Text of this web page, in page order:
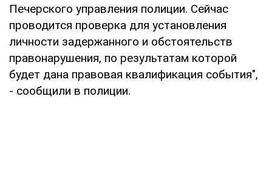
Печерского управления полиции. Сейчас
проводится проверка для установления
личности задержанного и обстоятельств
правонарушения, по результатам которой
будет дана правовая квалификация события",
- сообщили в полиции.